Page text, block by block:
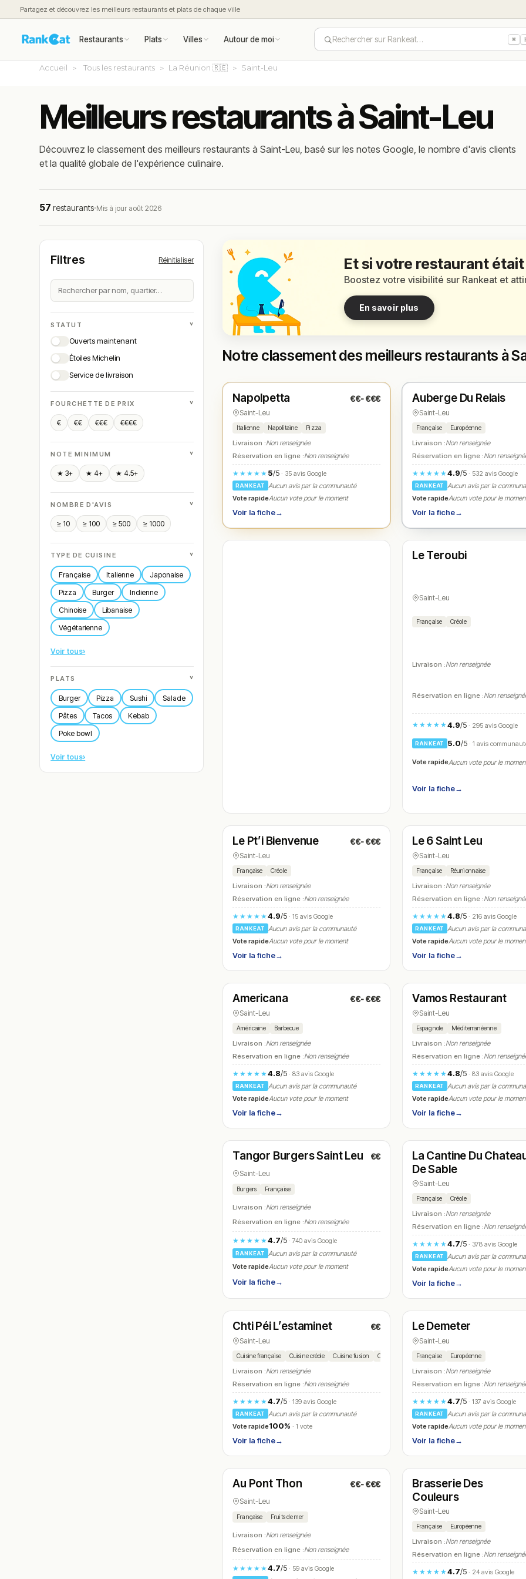
Partagez et découvrez les meilleurs restaurants et plats de chaque ville
Restaurants Plats Villes Autour de moi Rechercher sur Rankeat… ⌘
Accueil Tous les restaurants La Réunion 🇷🇪 Saint-Leu
Meilleurs restaurants à Saint-Leu
Découvrez le classement des meilleurs restaurants à Saint-Leu, basé sur les notes Google, le nombre d'avis clients
et la qualité globale de l'expérience culinaire.
57 restaurants·Mis à jour août 2026
Filtres Réinitialiser
STATUT ˅
Ouverts maintenant
Étoiles Michelin
Service de livraison
FOURCHETTE DE PRIX ˅
€ €€ €€€ €€€€
NOTE MINIMUM ˅
★ 3+ ★ 4+ ★ 4.5+
NOMBRE D'AVIS ˅
≥ 10 ≥ 100 ≥ 500 ≥ 1000
TYPE DE CUISINE ˅
Française Italienne
Japonaise
Pizza
Burger
Indienne
Chinoise
Libanaise
Végétarienne
Voir tous›
PLATS ˅
Burger Pizza Sushi
Salade
Pâtes
Tacos
Kebab
Poke bowl
Voir tous›
Et si votre restaurant
Boostez votre visibilité sur Rankeat et
En savoir plus
Notre classement des meilleurs restaurants à
★ N° 1
Napolpetta €€-€€€
Saint-Leu
Italienne Napolitaine Pizza
Livraison :Non renseignée
Réservation en ligne :Non renseignée
★★★★★ 5/5· 35 avis Google
RANKEAT
Aucun avis par la communauté
Vote rapideAucun vote pour le moment
Voir la fiche→
★ N° 2
Auberge Du Relais
Saint-Leu
Française Européenne
Livraison :Non renseignée
Réservation en ligne :Non
★★★★★4.9/5· 532 avis Google
RANKEAT
Aucun avis par la
Vote rapideAucun vote pour le
Voir la fiche→
N° 4
Ouvert(11:00 – 22:00)
Le Teroubi
Saint-Leu
Française Créole
Livraison :Non renseignée
Réservation en ligne :Non
★★★★★4.9/5· 295 avis Google
RANKEAT 5.0/5· 1 avis
Vote rapideAucun vote pour le
Voir la fiche→
N° 6
Fermé(10:30 – 13:30)
Le Pt’i Bienvenue €€-€€€
Saint-Leu
Française Créole
Livraison :Non renseignée
Réservation en ligne :Non renseignée
★★★★★4.9/5· 15 avis Google
RANKEAT
Aucun avis par la communauté
Vote rapideAucun vote pour le moment
Voir la fiche→
N° 7
Fermé(18:30 – 23:00)
Le 6 Saint Leu
Saint-Leu
Française Réunionnaise
Livraison :Non renseignée
Réservation en ligne :Non
★★★★★4.8/5· 216 avis Google
RANKEAT
Aucun avis par la
Vote rapideAucun vote pour le
Voir la fiche→
N° 9
Fermé(11:30 – 13:30, 18:00 – 21:30)
Americana €€-€€€
Saint-Leu
Américaine Barbecue
Livraison :Non renseignée
Réservation en ligne :Non renseignée
★★★★★4.8/5· 83 avis Google
RANKEAT
Aucun avis par la communauté
Vote rapideAucun vote pour le moment
Voir la fiche→
N° 10
Fermé(12:00 – 14:00, 19:00 – 21:00)
Vamos Restaurant
Saint-Leu
Espagnole Méditerranéenne
Livraison :Non renseignée
Réservation en ligne :Non
★★★★★4.8/5· 83 avis Google
RANKEAT
Aucun avis par la
Vote rapideAucun vote pour le
Voir la fiche→
N° 12
Fermé(11:30 – 14:30, 18:30 – 21:30)
Tangor Burgers Saint Leu €€
Saint-Leu
Burgers Française
Livraison :Non renseignée
Réservation en ligne :Non renseignée
★★★★★4.7/5· 740 avis Google
RANKEAT
Aucun avis par la communauté
Vote rapideAucun vote pour le moment
Voir la fiche→
N° 13
Fermé(11:45 – 14:00, 18:45 – 21:00)
La Cantine Du
De Sable
Saint-Leu
Française Créole
Livraison :Non renseignée
Réservation en ligne :Non
★★★★★4.7/5· 378 avis Google
RANKEAT
Aucun avis par la
Vote rapideAucun vote pour le
Voir la fiche→
N° 15
Fermé(12:00 – 14:00, 19:00 – 22:00)
Chti Péi L’estaminet €€
Saint-Leu
Cuisine française Cuisine créole Cuisine fusion Carbonade Welsh Fish and chips
Livraison :Non renseignée
Réservation en ligne :Non renseignée
★★★★★4.7/5· 139 avis Google
RANKEAT
Aucun avis par la communauté
Vote rapide100% · 1 vote
Voir la fiche→
N° 16
Ouvert(17:00 – 22:30)
Le Demeter
Saint-Leu
Française Européenne
Livraison :Non renseignée
Réservation en ligne :Non
★★★★★4.7/5· 137 avis Google
RANKEAT
Aucun avis par la
Vote rapideAucun vote pour le
Voir la fiche→
N° 18
Fermé(11:30 – 14:00)
Au Pont Thon €€-€€€
Saint-Leu
Française Fruits de mer
Livraison :Non renseignée
Réservation en ligne :Non renseignée
★★★★★4.7/5· 59 avis Google
N° 19
Ouvert(17:00 – 21:00)
Brasserie Des
Couleurs
Saint-Leu
Française Européenne
Livraison :Non renseignée
Réservation en ligne :Non
★★★★★4.7/5· 24 avis Google